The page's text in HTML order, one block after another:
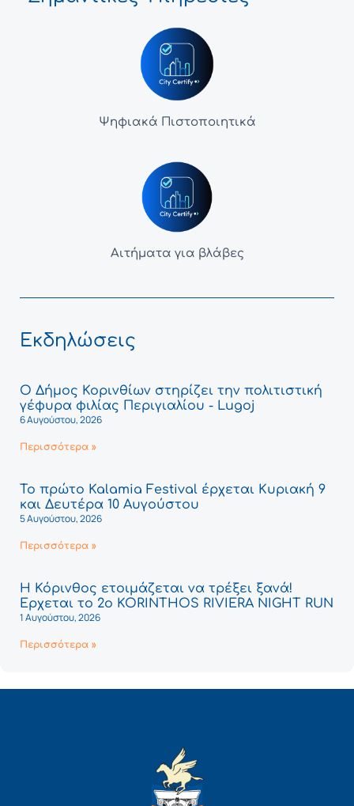
Ψηφιακά Πιστοποιητικά
Αιτήματα για βλάβες
Εκδηλώσεις
Ο Δήμος Κορινθίων στηρίζει την πολιτιστική
γέφυρα φιλίας Περιγιαλίου - Lugoj
6 Αυγούστου, 2026
Περισσότερα »
Το πρώτο Kalamia Festival έρχεται Κυριακή 9
και Δευτέρα 10 Αυγούστου
5 Αυγούστου, 2026
Περισσότερα »
Η Κόρινθος ετοιμάζεται να τρέξει ξανά!
Έρχεται το 2ο KORINTHOS RIVIERA NIGHT RUN
1 Αυγούστου, 2026
Περισσότερα »